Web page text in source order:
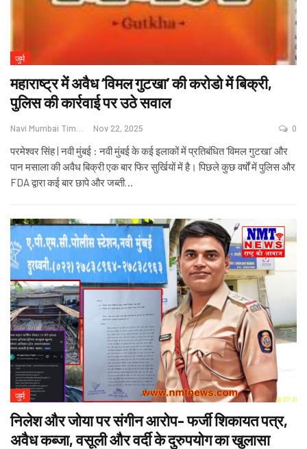
जुर्म
महाराष्ट्र में अवैध ‘विमल गुटखा’ की करोडो में बिक्री,
पुलिस की कार्रवाई पर उठे सवाल
Navi Mumbai Times News Nov 22, 2025 0
परमेश्वर सिंह | नवी मुंबई : नवी मुंबई के कई इलाकों में प्रतिबंधित ‘विमल गुटखा’ और
पान मसाला की अवैध बिक्री एक बार फिर सुर्खियों में है। पिछले कुछ वर्षों में पुलिस और
FDA द्वारा कई बार छापे और जब्ती…
जुर्म
निलेश और जोया पर संगीन आरोप- फर्जी शिकायत पत्र,
अवैध कब्जा, वसूली और वर्दी के दुरुपयोग का खुलासा